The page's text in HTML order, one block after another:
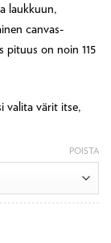
laukkuun,
canvas-
pituus on noin 115
valita värit itse,
POISTA